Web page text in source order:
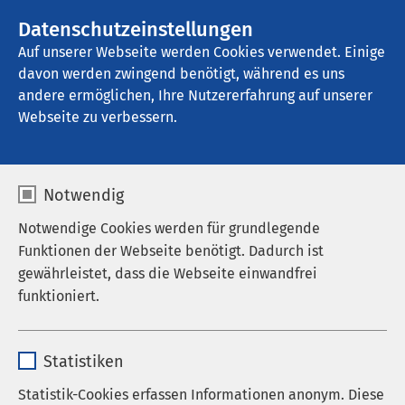
Datenschutzeinstellungen
Auf unserer Webseite werden Cookies verwendet. Einige
davon werden zwingend benötigt, während es uns
andere ermöglichen, Ihre Nutzererfahrung auf unserer
Webseite zu verbessern.
Notwendig
Notwendige Cookies werden für grundlegende
Funktionen der Webseite benötigt. Dadurch ist
gewährleistet, dass die Webseite einwandfrei
funktioniert.
Anbieter sgalinski
Statistiken
Statistik-Cookies erfassen Informationen anonym. Diese